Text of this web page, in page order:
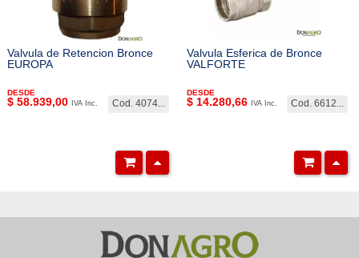
Valvula de Retencion Bronce
EUROPA
Cod. 4074...
DESDE
$ 58.939,00 IVA Inc.
Valvula Esferica de Bronce
VALFORTE
Cod. 6612...
DESDE
$ 14.280,66 IVA Inc.